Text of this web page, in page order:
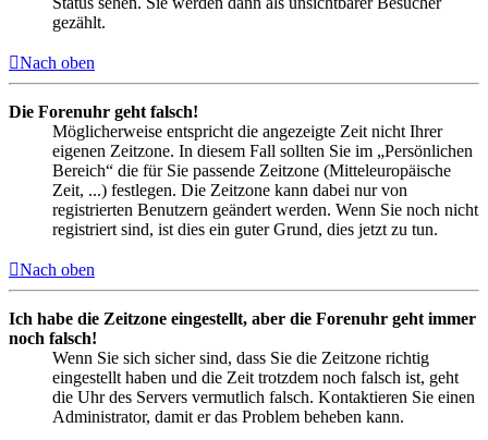
gezählt.
Nach oben
Die Forenuhr geht falsch!
Möglicherweise entspricht die angezeigte Zeit nicht Ihrer
eigenen Zeitzone. In diesem Fall sollten Sie im „Persönlichen
Bereich“ die für Sie passende Zeitzone (Mitteleuropäische
Zeit, ...) festlegen. Die Zeitzone kann dabei nur von
registrierten Benutzern geändert werden. Wenn Sie noch nicht
registriert sind, ist dies ein guter Grund, dies jetzt zu tun.
Nach oben
Ich habe die Zeitzone eingestellt, aber die Forenuhr geht immer
noch falsch!
Wenn Sie sich sicher sind, dass Sie die Zeitzone richtig
eingestellt haben und die Zeit trotzdem noch falsch ist, geht
die Uhr des Servers vermutlich falsch. Kontaktieren Sie einen
Administrator, damit er das Problem beheben kann.